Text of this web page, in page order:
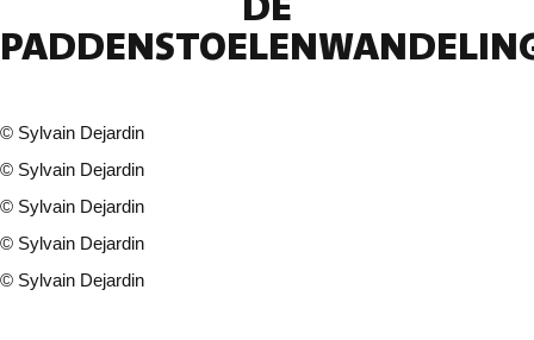
© Sylvain Dejardin
© Sylvain Dejardin
© Sylvain Dejardin
© Sylvain Dejardin
© Sylvain Dejardin